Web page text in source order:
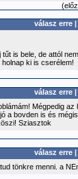
(
válasz erre |
is bele, de attól
ki is cserélem!
válasz erre |
Mégpedig
a bovden is és
Sziasztok
válasz erre |
tönkre menni. a